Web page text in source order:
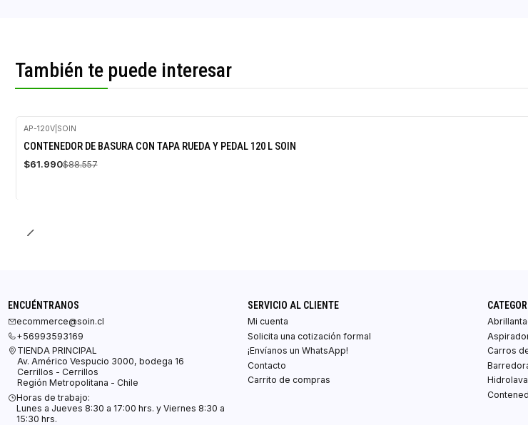
También te puede interesar
-30%
OFF
AP-120V| SOIN
CONTENEDOR DE BASURA CON TAPA RUEDA Y PEDAL 120 L SOIN
$61.990$88.557
ENCUÉNTRANOS
ecommerce@soin.cl
+56993593169
TIENDA PRINCIPAL
Av. Américo Vespucio 3000, bodega 16
Cerrillos - Cerrillos
Región Metropolitana - Chile
Horas de trabajo:
Lunes a Jueves 8:30 a 17:00 hrs. y Viernes 8:30 a
15:30 hrs.
SERVICIO AL CLIENTE
Mi cuenta
Solicita una cotización formal
¡Envíanos un WhatsApp!
Contacto
Carrito de compras
Carros